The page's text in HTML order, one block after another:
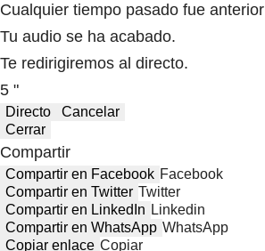
Cualquier tiempo pasado fue anterior
Tu audio se ha acabado.
Te redirigiremos al directo.
5 "
Directo
Cancelar
Cerrar
Compartir
Compartir en Facebook Facebook
Compartir en Twitter Twitter
Compartir en LinkedIn Linkedin
Compartir en WhatsApp WhatsApp
Copiar enlace Copiar